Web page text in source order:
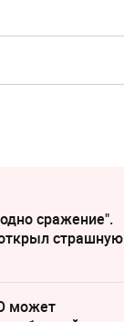
сражение".
страшную
может